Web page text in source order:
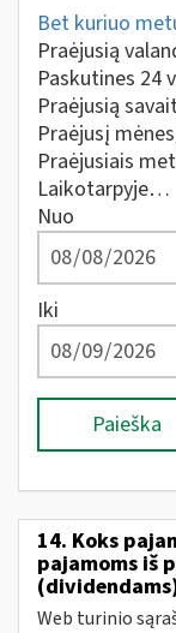
Bet kuriuo
Praėjusią
Paskutines 24
Praėjusią
Praėjusį
Praėjusiais
Laikotarpyje…
Nuo
Iki
Paieška
14. Koks
pajamoms iš
Web turinio